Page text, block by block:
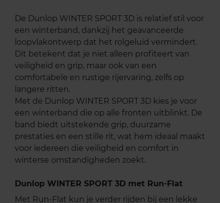
De Dunlop WINTER SPORT 3D is relatief stil voor
een winterband, dankzij het geavanceerde
loopvlakontwerp dat het rolgeluid vermindert.
Dit betekent dat je niet alleen profiteert van
veiligheid en grip, maar ook van een
comfortabele en rustige rijervaring, zelfs op
langere ritten.
Met de Dunlop WINTER SPORT 3D kies je voor
een winterband die op alle fronten uitblinkt. De
band biedt uitstekende grip, duurzame
prestaties en een stille rit, wat hem ideaal maakt
voor iedereen die veiligheid en comfort in
winterse omstandigheden zoekt.
Dunlop WINTER SPORT 3D met Run-Flat
Met Run-Flat kun je verder rijden bij een lekke